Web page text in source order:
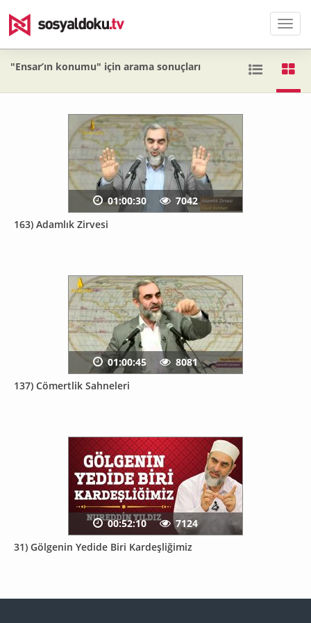
Menü
"Ensar’ın konumu" için arama sonuçları
163) Adamlık Zirvesi
01:00:30 7042
137) Cömertlik Sahneleri
01:00:45 8081
31) Gölgenin Yedide Biri Kardeşliğimiz
00:52:10 7124